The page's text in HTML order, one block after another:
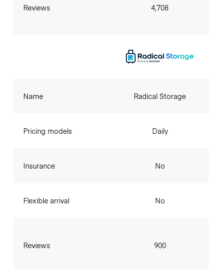
Reviews 4,708
Name
Pricing models
Insurance
Flexible arrival
Reviews
Radical Storage
Daily
No
No
900